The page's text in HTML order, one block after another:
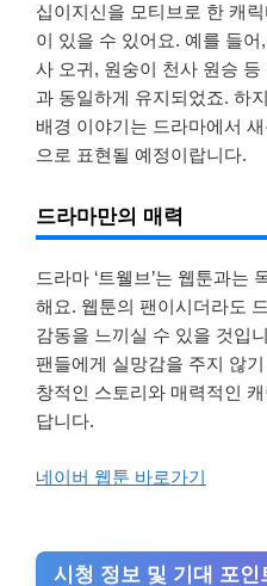
십이지신을 모티브로 한 캐
이 있을 수 있어요. 예를 들
사 오귀, 원숭이 천사 원승
과 동일하게 유지되었죠. 하
배경 이야기는 드라마에서
으로 표현될 예정이랍니다.
드라마만의 매력
드라마 ‘트웰브’는 웹툰과는
해요. 웹툰의 팬이시더라도
감동을 느끼실 수 있을 것입
팬들에게 실망감을 주지 않
창적인 스토리와 매력적인
답니다.
네이버 웹툰 바로가기
시청 정보 및 기대 포인